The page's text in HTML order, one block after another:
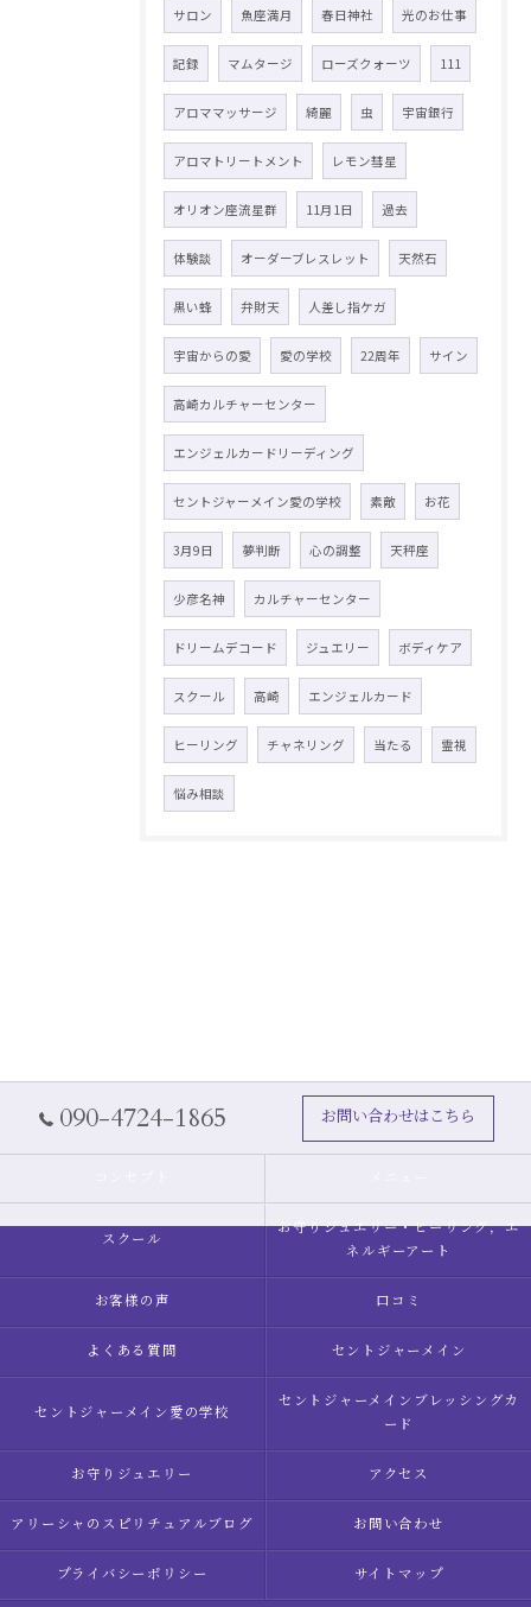
サロン 魚座満月 春日神社 光のお仕事
記録 マムタージ ローズクォーツ 111
アロママッサージ 綺麗 虫 宇宙銀行
アロマトリートメント レモン彗星
オリオン座流星群 11月1日 過去
体験談 オーダーブレスレット 天然石
黒い蜂 弁財天 人差し指ケガ
宇宙からの愛 愛の学校 22周年 サイン
高崎カルチャーセンター
エンジェルカードリーディング
セントジャーメイン愛の学校 素敵 お花
3月9日 夢判断 心の調整 天秤座
少彦名神 カルチャーセンター
ドリームデコード ジュエリー ボディケア
スクール 高崎 エンジェルカード
ヒーリング チャネリング 当たる 霊視
悩み相談
090-4724-1865 お問い合わせはこちら
スクール
お守りジュエリー・ヒーリング，エ
ネルギーアート
お客様の声 口コミ
よくある質問 セントジャーメイン
セントジャーメイン愛の学校
セントジャーメインブレッシングカ
ード
お守りジュエリー アクセス
アリーシャのスピリチュアルブログ お問い合わせ
プライバシーポリシー サイトマップ